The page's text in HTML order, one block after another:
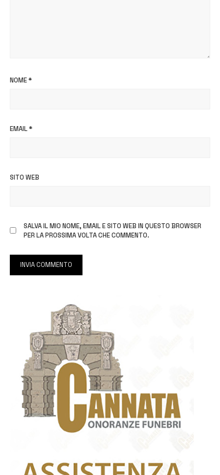
NOME*
EMAIL*
SITO WEB
SALVA IL MIO NOME, EMAIL E SITO WEB IN QUESTO BROWSER
PER LA PROSSIMA VOLTA CHE COMMENTO.